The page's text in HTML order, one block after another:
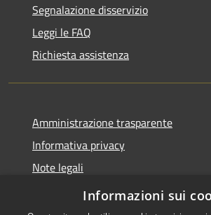
Segnalazione disservizio
Leggi le FAQ
Richiesta assistenza
Amministrazione trasparente
Informativa privacy
Note legali
Dichiarazione di accessibilità
Informazioni sui